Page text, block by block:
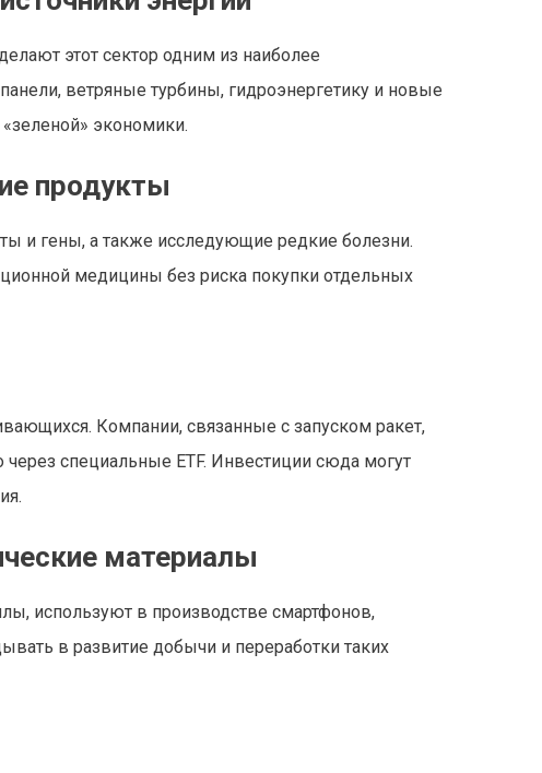
этот сектор одним из наиболее
ветряные турбины, гидроэнергетику и новые
экономики.
продукты
и гены, а также исследующие редкие болезни.
медицины без риска покупки отдельных
Компании, связанные с запуском ракет,
специальные ETF. Инвестиции сюда могут
материалы
используют в производстве смартфонов,
в развитие добычи и переработки таких